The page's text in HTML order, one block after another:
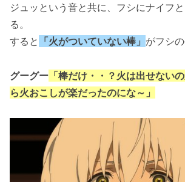
ジュッという音と共に、フシにナイフ
る。
すると 「火がついていない棒」 がフシ
グーグー 「棒だけ・・？火は出せない
ら火おこしが楽だったのにな～」